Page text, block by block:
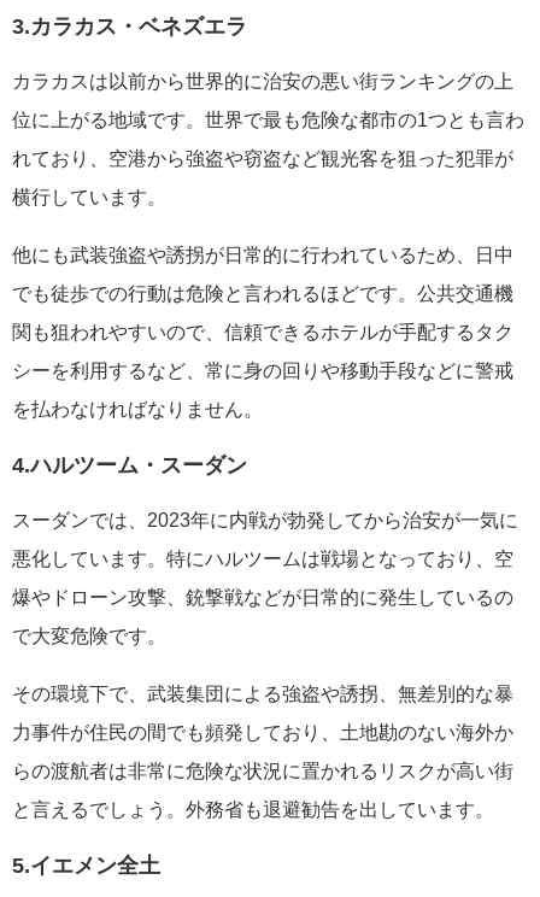
3.カラカス・ベネズエラ
カラカスは以前から世界的に治安の悪い街ランキングの上
位に上がる地域です。世界で最も危険な都市の1つとも言わ
れており、空港から強盗や窃盗など観光客を狙った犯罪が
横行しています。
他にも武装強盗や誘拐が日常的に行われているため、日中
でも徒歩での行動は危険と言われるほどです。公共交通機
関も狙われやすいので、信頼できるホテルが手配するタク
シーを利用するなど、常に身の回りや移動手段などに警戒
を払わなければなりません。
4.ハルツーム・スーダン
スーダンでは、2023年に内戦が勃発してから治安が一気に
悪化しています。特にハルツームは戦場となっており、空
爆やドローン攻撃、銃撃戦などが日常的に発生しているの
で大変危険です。
その環境下で、武装集団による強盗や誘拐、無差別的な暴
力事件が住民の間でも頻発しており、土地勘のない海外か
らの渡航者は非常に危険な状況に置かれるリスクが高い街
と言えるでしょう。外務省も退避勧告を出しています。
5.イエメン全土